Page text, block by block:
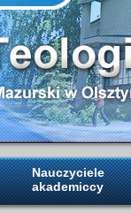
Nauczyciele
akademiccy